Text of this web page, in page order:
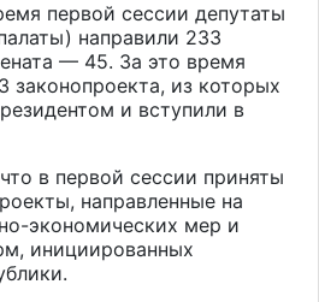
первой сессии депутаты
направили 233
— 45. За это время
законопроекта, из которых
и вступили в
в первой сессии приняты
направленные на
экономических мер и
инициированных